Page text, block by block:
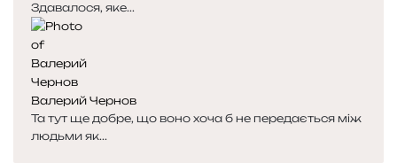
Здавалося, яке...
Валерий Чернов
Та тут ще добре, що воно хоча б не передається між
людьми як...